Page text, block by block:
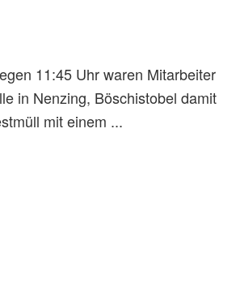
11:45 Uhr waren Mitarbeiter
in Nenzing, Böschistobel damit
mit einem ...